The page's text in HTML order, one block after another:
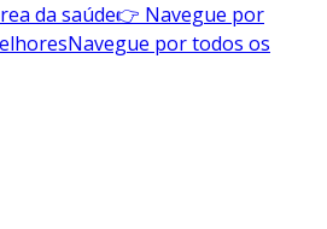
da saúde👉 Navegue por
Navegue por todos os